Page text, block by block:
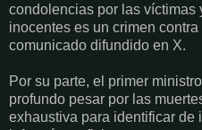
condolencias por las víctimas
inocentes es un crimen
comunicado difundido en X.
Por su parte, el primer
profundo pesar por las
exhaustiva para identificar de